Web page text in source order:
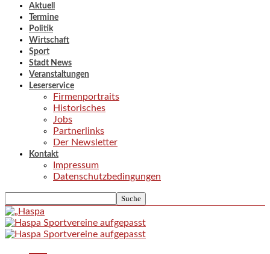
Aktuell
Termine
Politik
Wirtschaft
Sport
Stadt News
Veranstaltungen
Leserservice
Firmenportraits
Historisches
Jobs
Partnerlinks
Der Newsletter
Kontakt
Impressum
Datenschutzbedingungen